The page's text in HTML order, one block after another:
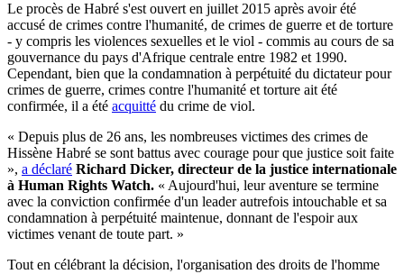
Le procès de Habré s'est ouvert en juillet 2015 après avoir été
accusé de crimes contre l'humanité, de crimes de guerre et de torture
- y compris les violences sexuelles et le viol - commis au cours de sa
gouvernance du pays d'Afrique centrale entre 1982 et 1990.
Cependant, bien que la condamnation à perpétuité du dictateur pour
crimes de guerre, crimes contre l'humanité et torture ait été
confirmée, il a été acquitté du crime de viol.
« Depuis plus de 26 ans, les nombreuses victimes des crimes de
Hissène Habré se sont battus avec courage pour que justice soit faite
», a déclaré Richard Dicker, directeur de la justice internationale
à Human Rights Watch. « Aujourd'hui, leur aventure se termine
avec la conviction confirmée d'un leader autrefois intouchable et sa
condamnation à perpétuité maintenue, donnant de l'espoir aux
victimes venant de toute part. »
Tout en célébrant la décision, l'organisation des droits de l'homme